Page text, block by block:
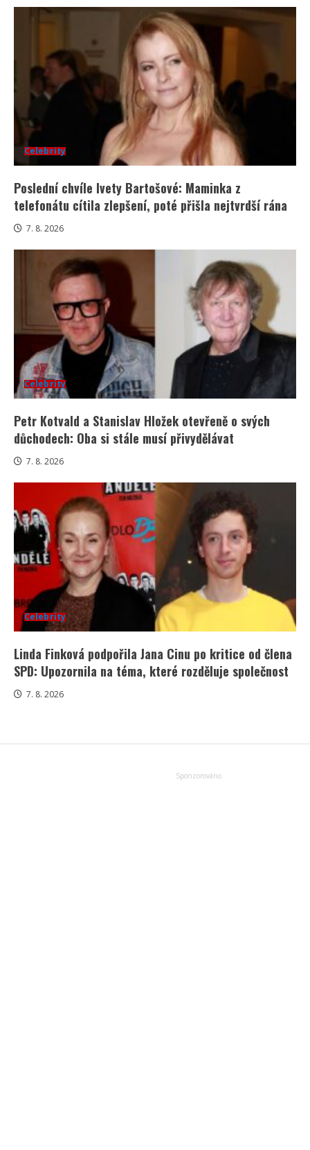
Celebrity
Poslední chvíle Ivety Bartošové: Maminka z
telefonátu cítila zlepšení, poté přišla nejtvrdší rána
7. 8. 2026
Celebrity
Petr Kotvald a Stanislav Hložek otevřeně o svých
důchodech: Oba si stále musí přivydělávat
7. 8. 2026
Celebrity
Linda Finková podpořila Jana Cinu po kritice od člena
SPD: Upozornila na téma, které rozděluje společnost
7. 8. 2026